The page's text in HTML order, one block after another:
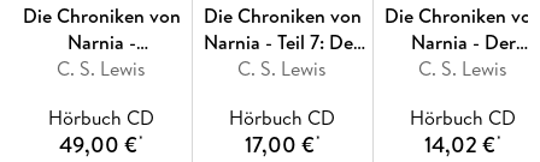
Die Chroniken von
Narnia -
Gesamtausgabe
C. S. Lewis
Hörbuch CD
49,00 €*
Die Chroniken von
Narnia - Teil 7: Der
letzte Kampf
C. S. Lewis
Hörbuch CD
17,00 €*
Die Chroniken
Narnia - Der
silberne Sessel,5
C. S. Lewis
Hörbuch CD
14,02 €*